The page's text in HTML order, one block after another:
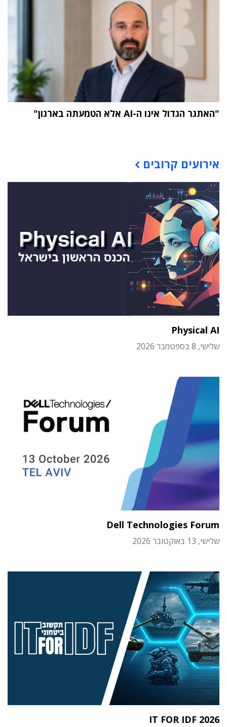
"האתגר הגדול אינו ה-AI אלא הטמעתה בארגון"
אירועים קרובים
Physical AI
שלישי, 8 בספטמבר 2026
Dell Technologies Forum
שלישי, 13 באוקטובר 2026
IT FOR IDF 2026